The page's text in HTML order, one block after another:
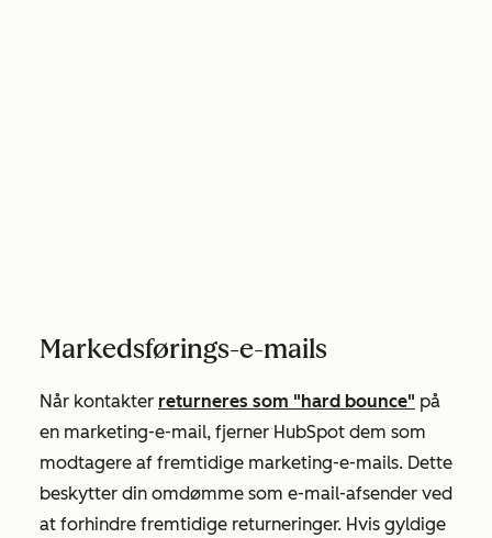
Markedsførings-e-mails
Når kontakter returneres som "hard bounce" på
en marketing-e-mail, fjerner HubSpot dem som
modtagere af fremtidige marketing-e-mails. Dette
beskytter din omdømme som e-mail-afsender ved
at forhindre fremtidige returneringer. Hvis gyldige